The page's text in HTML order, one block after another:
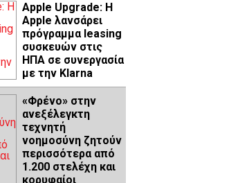
Apple Upgrade: Η
Apple λανσάρει
πρόγραμμα leasing
συσκευών στις
ΗΠΑ σε συνεργασία
με την Klarna
«Φρένο» στην
ανεξέλεγκτη
τεχνητή
νοημοσύνη ζητούν
περισσότερα από
1.200 στελέχη και
κορυφαίοι